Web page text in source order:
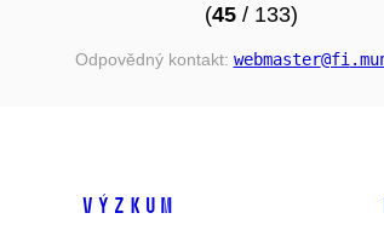
(45/ 133)
Odpovědný kontakt: webmaster@fi
VÝZKUM